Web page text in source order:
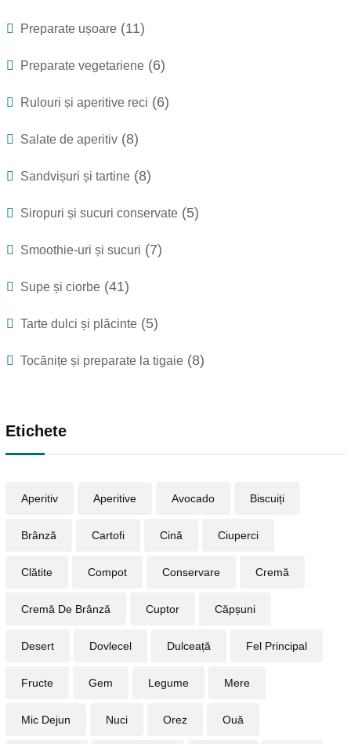
Preparate ușoare (11)
Preparate vegetariene (6)
Rulouri și aperitive reci (6)
Salate de aperitiv (8)
Sandvișuri și tartine (8)
Siropuri și sucuri conservate (5)
Smoothie-uri și sucuri (7)
Supe și ciorbe (41)
Tarte dulci și plăcinte (5)
Tocănițe și preparate la tigaie (8)
Etichete
Aperitiv Aperitive Avocado Biscuiți
Brânză Cartofi Cină Ciuperci
Clătite Compot Conservare Cremă
Cremă De Brânză Cuptor Căpșuni
Desert Dovlecel Dulceață Fel Principal
Fructe Gem Legume Mere
Mic Dejun Nuci Orez Ouă